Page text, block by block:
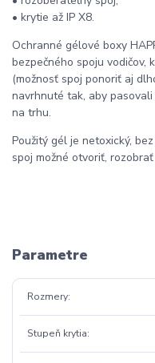
• krytie až IP X8.
Ochranné gélové boxy
bezpečného spoju vodičov,
(možnosť spoj ponoriť aj
navrhnuté tak, aby
na trhu.
Použitý gél je netoxický,
spoj možné otvoriť,
Parametre
Rozmery
Stupeň krytia